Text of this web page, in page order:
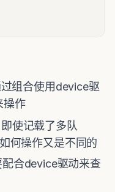
组合使用device驱
操作
使记载了多队
何操作又是不同的
配合device驱动来查